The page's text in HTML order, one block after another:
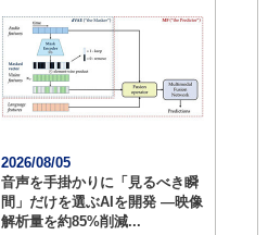
2026/08/05
音声を手掛かりに「見るべき瞬
間」だけを選ぶAIを開発 ―映像
解析量を約85%削減...